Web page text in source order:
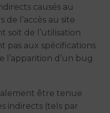
causés au
de l’accès au site
soit de l’utilisation
pas aux spécifications
l’apparition d’un bug
être tenue
indirects (tels par